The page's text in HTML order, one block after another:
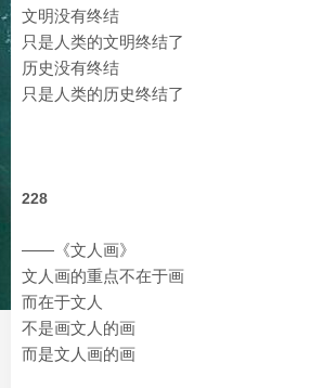
文明没有终结
只是人类的文明终结了
历史没有终结
只是人类的历史终结了
228
——《文人画》
文人画的重点不在于画
而在于文人
不是画文人的画
而是文人画的画